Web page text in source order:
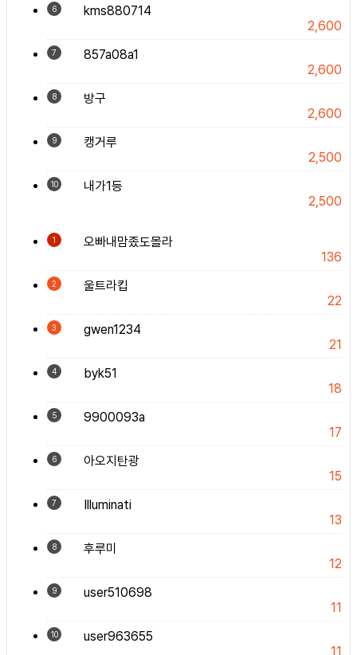
6
kms880714
2,600
7
857a08a1
2,600
8
방구
2,600
9
캥거루
2,500
10
내가1등
2,500
1
오빠내맘좄도몰라
136
2
울트라킵
22
3
gwen1234
21
4
byk51
18
5
9900093a
17
6
아오지탄광
15
7
Illuminati
13
8
후루미
12
9
user510698
11
10
user963655
11